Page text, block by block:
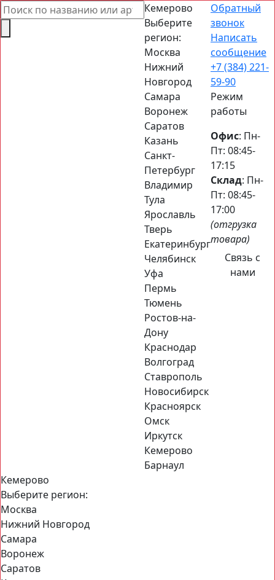
Поиск
товаров
Кемерово
Выберите
регион:
Москва
Нижний
Новгород
Самара
Воронеж
Саратов
Казань
Санкт-
Петербург
Владимир
Тула
Ярославль
Тверь
Екатеринбург
Челябинск
Уфа
Пермь
Тюмень
Ростов-на-
Дону
Краснодар
Волгоград
Ставрополь
Новосибирск
Красноярск
Омск
Иркутск
Кемерово
Барнаул
Обратный
звонок
Написать
сообщение
+7 (384)221-
59-90
Режим
работы
Офис: Пн-
Пт: 08:45-
17:15
Склад: Пн-
Пт: 08:45-
17:00
(отгрузка
товара)
Связь с
нами
Кемерово
Выберите регион:
Москва
Нижний Новгород
Самара
Воронеж
Саратов